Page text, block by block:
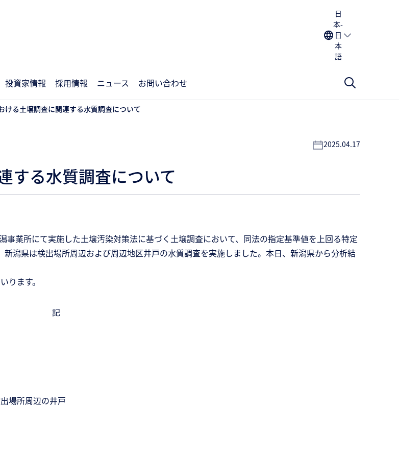
日
本-
日
本
語
投資家情報 採用情報 ニュース お問い合わせ
ける土壌調査に関連する水質調査について
2025.04.17
する水質調査について
業所にて実施した土壌汚染対策法に基づく土壌調査において、同法の指定基準値を上回る特定
潟県は検出場所周辺および周辺地区井戸の水質調査を実施しました。本日、新潟県から分析結
ります。
記
場所周辺の井戸